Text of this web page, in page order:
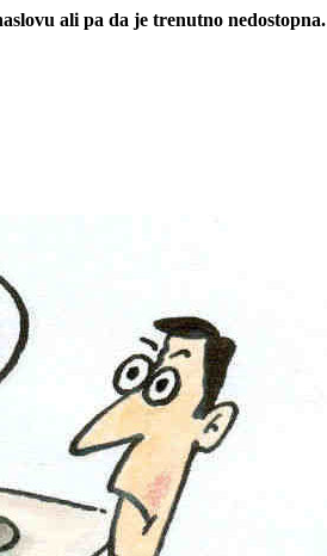
ali pa da je trenutno nedostopna.